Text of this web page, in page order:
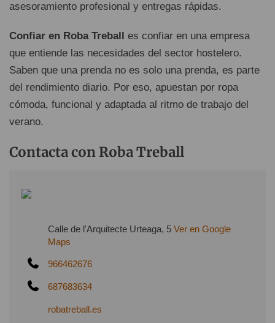
asesoramiento profesional y entregas rápidas.
Confiar en Roba Treball
es confiar en una empresa
que entiende las necesidades del sector hostelero.
Saben que una prenda no es solo una prenda, es parte
del rendimiento diario. Por eso, apuestan por ropa
cómoda, funcional y adaptada al ritmo de trabajo del
verano.
Contacta con Roba Treball
Calle de l'Arquitecte Urteaga, 5 Ver en Google
Maps
966462676
687683634
robatreball.es